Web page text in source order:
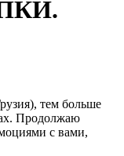
тем больше
Продолжаю
с вами,